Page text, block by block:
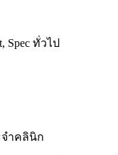
Spec ทั่วไป
ำคลินิก